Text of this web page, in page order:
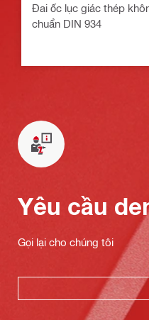
Đai ốc lục giác thép
chuẩn DIN 934
Yêu cầu
Gọi lại cho chúng tôi